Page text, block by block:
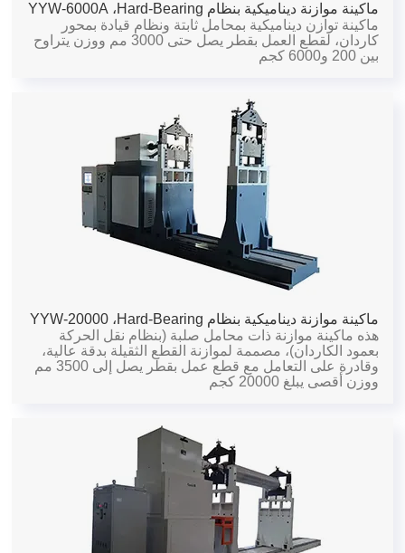
ماكينة موازنة ديناميكية بنظام Hard-Bearing،
YYW-6000A
ماكينة توازن ديناميكية بمحامل ثابتة ونظام قيادة بمحور
كاردان، لقطع العمل بقطر يصل حتى 3000 مم ووزن يتراوح
بين 200 و6000 كجم
ماكينة موازنة ديناميكية بنظام Hard-Bearing،
YYW-20000
هذه ماكينة موازنة ذات محامل صلبة (بنظام نقل الحركة
بعمود الكاردان)، مصممة لموازنة القطع الثقيلة بدقة عالية،
وقادرة على التعامل مع قطع عمل بقطر يصل إلى 3500 مم
ووزن أقصى يبلغ 20000 كجم